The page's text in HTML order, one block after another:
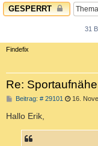
GESPERRT
31
Findefix
Re:
Beitrag: # 29101 B
r
16.
Hallo Erik,